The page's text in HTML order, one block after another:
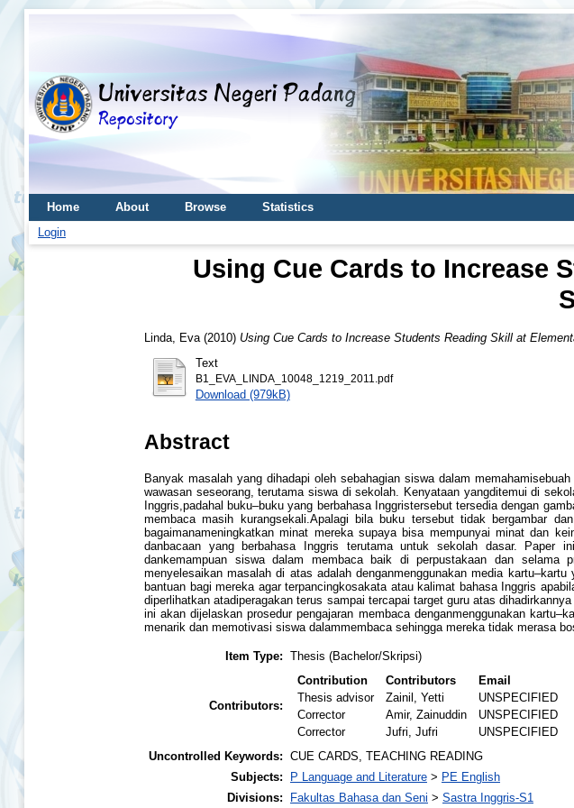
Home About Browse
Statistics
Login
Using Cue Cards to Increase
Linda, Eva (2010) Using Cue Cards to Increase Students Reading Skill at
Text
B1_EVA_LINDA_10048_1219_2011.pdf
Download (979kB)
Abstract
Banyak masalah yang dihadapi oleh sebahagian siswa dalam
wawasan seseorang, terutama siswa di sekolah. Kenyataan yangditemui di
Inggris,padahal buku–buku yang berbahasa Inggristersebut tersedia dengan
membaca masih kurangsekali.Apalagi bila buku tersebut tidak bergambar
bagaimanameningkatkan minat mereka supaya bisa mempunyai minat dan
danbacaan yang berbahasa Inggris terutama untuk sekolah dasar. Paper
dankemampuan siswa dalam membaca baik di perpustakaan dan
menyelesaikan masalah di atas adalah denganmenggunakan media
bantuan bagi mereka agar terpancingkosakata atau kalimat bahasa Inggris
diperlihatkan atadiperagakan terus sampai tercapai target guru atas
ini akan dijelaskan prosedur pengajaran membaca denganmenggunakan
menarik dan memotivasi siswa dalammembaca sehingga mereka tidak merasa
Item Type: Thesis (Bachelor/Skripsi)
Contributors:
Contribution Contributors
Email
Thesis advisor
Zainil, Yetti
UNSPECIFIED
Corrector
Amir, Zainuddin
UNSPECIFIED
Corrector
Jufri, Jufri
UNSPECIFIED
Uncontrolled Keywords: CUE CARDS, TEACHING READING
Subjects:
P Language and Literature > PE English
Divisions:
Fakultas Bahasa dan Seni > Sastra Inggris-S1